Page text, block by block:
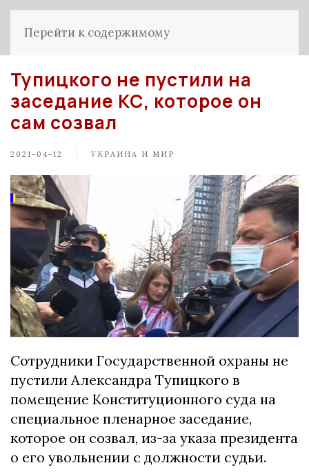
Перейти к содержимому
Тупицкого не пустили на
заседание КС, которое он
сам созвал
2021-04-12 УКРАИНА И МИР
Сотрудники Государственной охраны не
пустили Александра Тупицкого в
помещение Конституционного суда на
специальное пленарное заседание,
которое он созвал, из-за указа президента
о его увольнении с должности судьи.